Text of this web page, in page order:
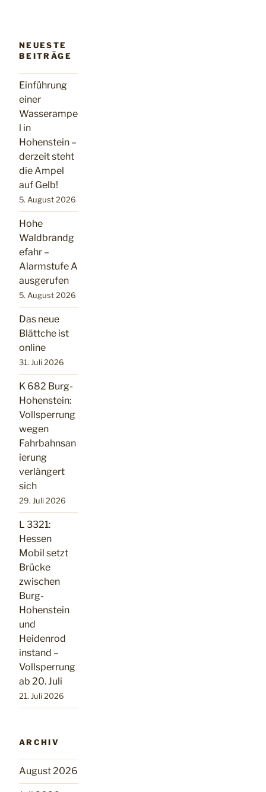
NEUESTE
BEITRÄGE
Einführung
einer
Wasserampe
l in
Hohenstein –
derzeit steht
die Ampel
auf Gelb!
5. August 2026
Hohe
Waldbrandg
efahr –
Alarmstufe A
ausgerufen
5. August 2026
Das neue
Blättche ist
online
31. Juli 2026
K 682 Burg-
Hohenstein:
Vollsperrung
wegen
Fahrbahnsan
ierung
verlängert
sich
29. Juli 2026
L 3321:
Hessen
Mobil setzt
Brücke
zwischen
Burg-
Hohenstein
und
Heidenrod
instand –
Vollsperrung
ab 20. Juli
21. Juli 2026
ARCHIV
August 2026